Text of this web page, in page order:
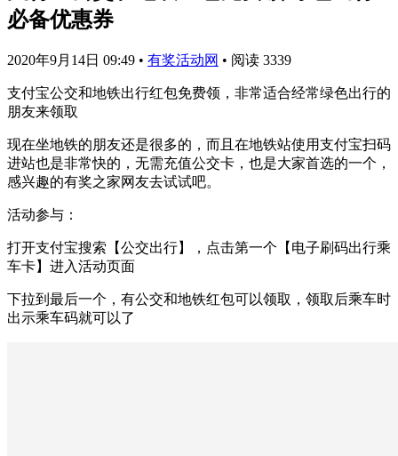
必备优惠券
2020年9月14日 09:49 • 有奖活动网 • 阅读 3339
支付宝公交和地铁出行红包免费领，非常适合经常绿色出行的
朋友来领取
现在坐地铁的朋友还是很多的，而且在地铁站使用支付宝扫码
进站也是非常快的，无需充值公交卡，也是大家首选的一个，
感兴趣的有奖之家网友去试试吧。
活动参与：
打开支付宝搜索【公交出行】，点击第一个【电子刷码出行乘
车卡】进入活动页面
下拉到最后一个，有公交和地铁红包可以领取，领取后乘车时
出示乘车码就可以了